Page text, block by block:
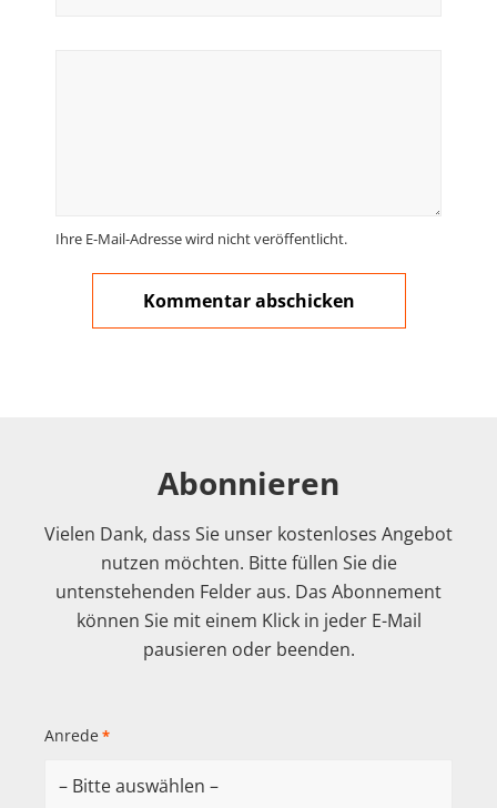
Ihre E-Mail-Adresse wird nicht veröffentlicht.
Abonnieren
Vielen Dank, dass Sie unser kostenloses Angebot
nutzen möchten. Bitte füllen Sie die
untenstehenden Felder aus. Das Abonnement
können Sie mit einem Klick in jeder E-Mail
pausieren oder beenden.
Anrede *